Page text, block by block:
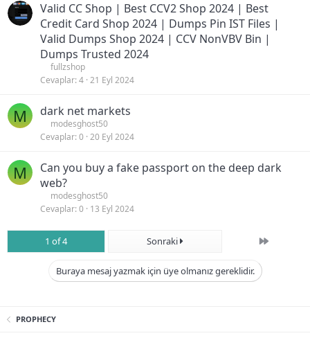
Valid CC Shop | Best CCV2 Shop 2024 | Best
Credit Card Shop 2024 | Dumps Pin IST Files |
Valid Dumps Shop 2024 | CCV NonVBV Bin |
Dumps Trusted 2024
fullzshop
Cevaplar 4 21 Eyl 2024
M dark net markets
modesghost50
Cevaplar 0 20 Eyl 2024
M
Can you buy a fake passport on the deep dark
web?
modesghost50
Cevaplar 0 13 Eyl 2024
1 of 4 Sonraki Son
Buraya mesaj yazmak için üye olmanız gereklidir.
PROPHECY